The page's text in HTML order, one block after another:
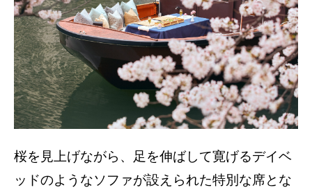
桜を見上げながら、足を伸ばして寛げるデイベ
ッドのようなソファが設えられた特別な席とな